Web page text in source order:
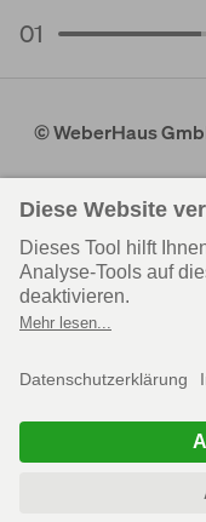
01
© WeberHaus
Unsere tel.
Montag – Freitag